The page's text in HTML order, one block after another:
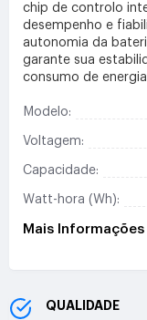
chip de controlo
desempenho e
autonomia da
garante sua
consumo de
Modelo:
Voltagem:
Capacidade:
Watt-hora (Wh):
Mais Informações
QUALIDADE